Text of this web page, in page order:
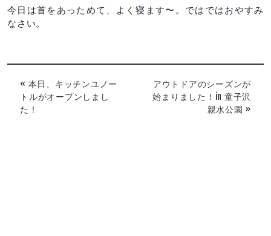
今日は首をあっためて、よく寝ます〜。ではではおやすみ
なさい。
« 本日、キッチンユノー
トルがオープンしまし
た！
アウトドアのシーズンが
始まりました！in 童子沢
親水公園 »